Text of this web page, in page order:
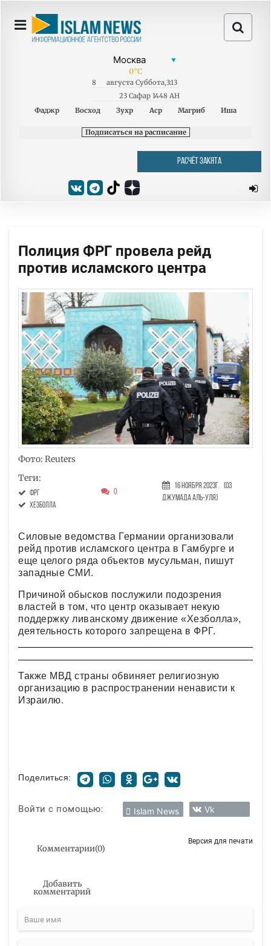
0°C
8 августа Суббота,3:13
23 Сафар 1448 AH
Фаджр
Восход Зухр Аср Магриб Иша
Подписаться на расписание
РАСЧЁТ ЗАКЯТА
Полиция ФРГ провела рейд
против исламского центра
Фото: Reuters
Теги:
ФРГ
Хезболла
0
16 Ноября 2023г.
(03
Джумада аль-уля)
Силовые ведомства Германии организовали
рейд против исламского центра в Гамбурге и
еще целого ряда объектов мусульман, пишут
западные СМИ.
Причиной обысков послужили подозрения
властей в том, что центр оказывает некую
поддержку ливанскому движение «Хезболла»,
деятельность которого запрещена в ФРГ.
Также МВД страны обвиняет религиозную
организацию в распространении ненависти к
Израилю.
Поделиться:
Войти с помощью: Islam News Vk
Комментарии(0)
Версия для печати
Добавить
комментарий